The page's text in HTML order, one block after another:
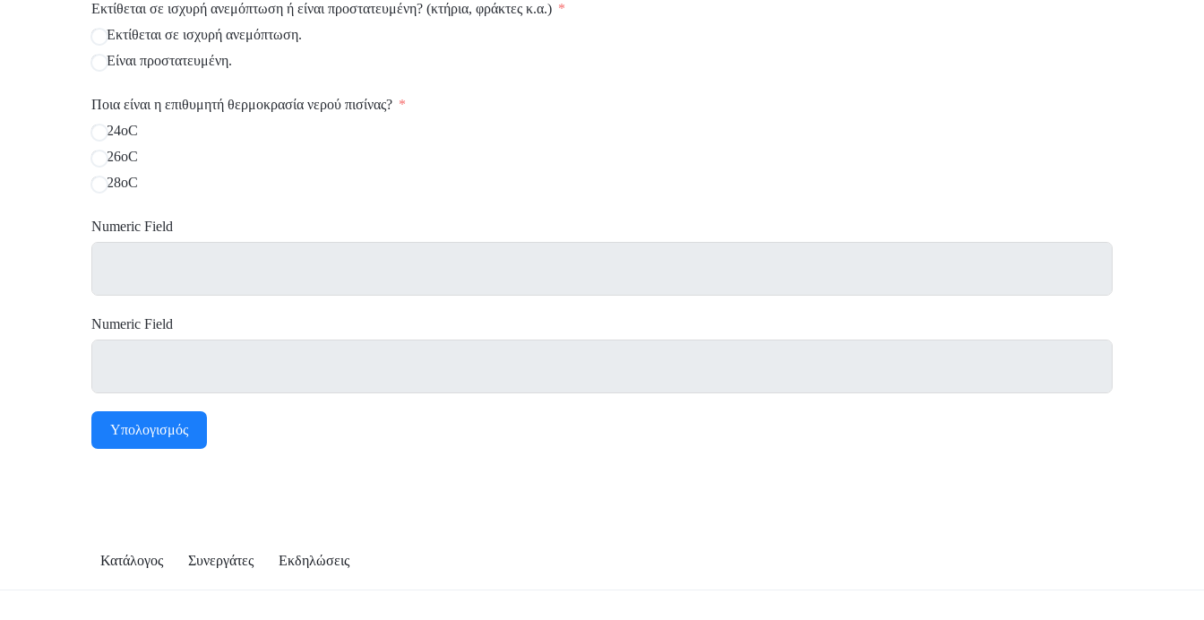
Εκτίθεται σε ισχυρή ανεμόπτωση ή είναι προστατευμένη? (κτήρια, φράκτες κ.α.)
Εκτίθεται σε ισχυρή ανεμόπτωση.
Είναι προστατευμένη.
Ποια είναι η επιθυμητή θερμοκρασία νερού πισίνας?
24οC
26οC
28oC
Numeric Field
Numeric Field
Υπολογισμός
Κατάλογος Συνεργάτες Εκδηλώσεις